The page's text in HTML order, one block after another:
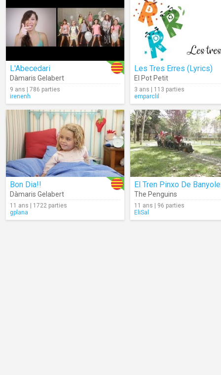
L'Abecedari
Dàmaris Gelabert
9 ans | 786 parties
irenenh
Les Tres Erres (Lyrics)
El Pot Petit
3 ans | 113 parties
emparclil
Bon Dia!!
Dàmaris Gelabert
11 ans | 1722 parties
gplana
El Tren Pinxo De
The Penguins
11 ans | 96 parties
EliSal